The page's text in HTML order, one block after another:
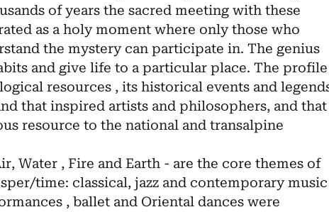
of years the sacred meeting with these
as a holy moment where only those who
the mystery can participate in. The genius
and give life to a particular place. The profile
resources , its historical events and
that inspired artists and philosophers, and that
resource to the national and transalpine
Water , Fire and Earth - are the core themes of
time: classical, jazz and contemporary music
, ballet and Oriental dances were